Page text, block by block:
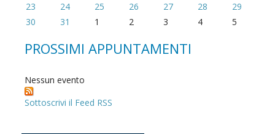
23
24 25 26 27 28
29
30
31 1 2 3 4 5
PROSSIMI APPUNTAMENTI
Nessun evento
Sottoscrivi il Feed RSS